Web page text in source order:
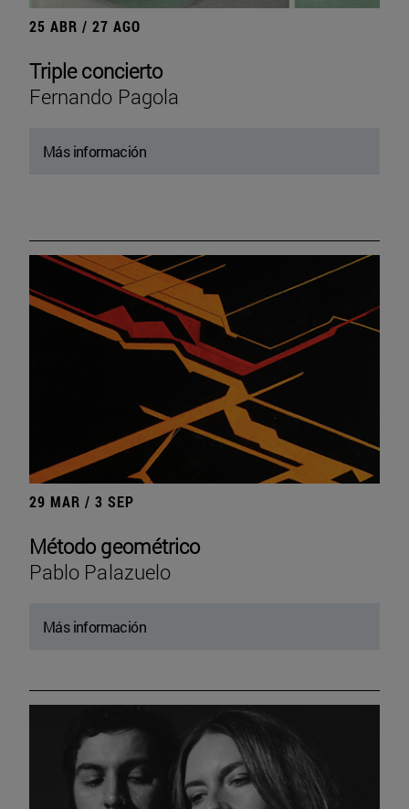
25 ABR / 27 AGO
Triple concierto
Fernando Pagola
Más información
29 MAR / 3 SEP
Método geométrico
Pablo Palazuelo
Más información